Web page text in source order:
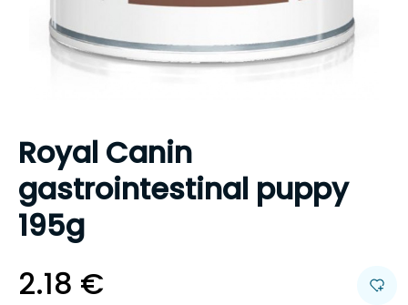
Royal Canin
gastrointestinal puppy
195g
2.18 €